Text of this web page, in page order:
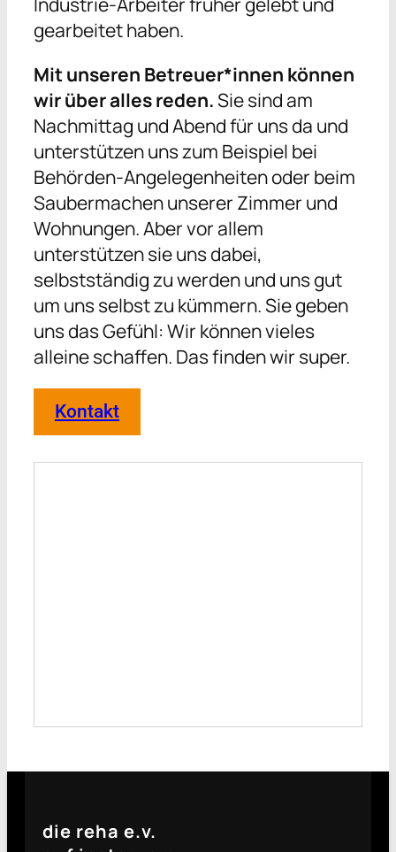
gearbeitet haben.
Mit unseren Betreuer*innen können
wir über alles reden.Sie sind am
Nachmittag und Abend für uns da und
unterstützen uns zum Beispiel bei
Behörden-Angelegenheiten oder beim
Saubermachen unserer Zimmer und
Wohnungen. Aber vor allem
unterstützen sie uns dabei,
selbstständig zu werden und uns gut
um uns selbst zu kümmern. Sie geben
uns das Gefühl: Wir können vieles
alleine schaffen. Das finden wir super.
Kontakt
die reha e.v.